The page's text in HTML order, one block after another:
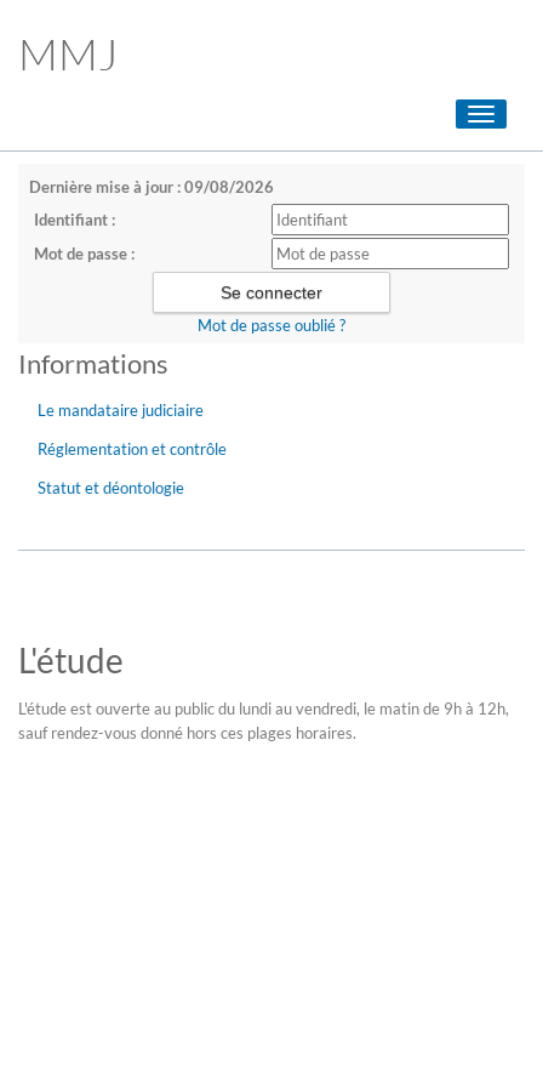
MMJ
Toggle
Dernière mise à jour : 09/08/2026
Identifiant :
Mot de passe :
Mot de passe oublié ?
Informations
Le mandataire judiciaire
Réglementation et contrôle
Statut et déontologie
L'étude
L'étude est ouverte au public du lundi au vendredi, le matin de 9h à 12h,
sauf rendez-vous donné hors ces plages horaires.